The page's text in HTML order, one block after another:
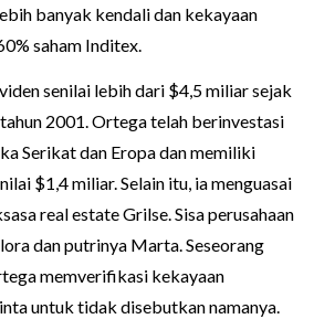
banyak kendali dan kekayaan
saham Inditex.
senilai lebih dari $4,5 miliar sejak
2001. Ortega telah berinvestasi
Serikat dan Eropa dan memiliki
$1,4 miliar. Selain itu, ia menguasai
real estate Grilse. Sisa perusahaan
dan putrinya Marta. Seseorang
memverifikasi kekayaan
untuk tidak disebutkan namanya.